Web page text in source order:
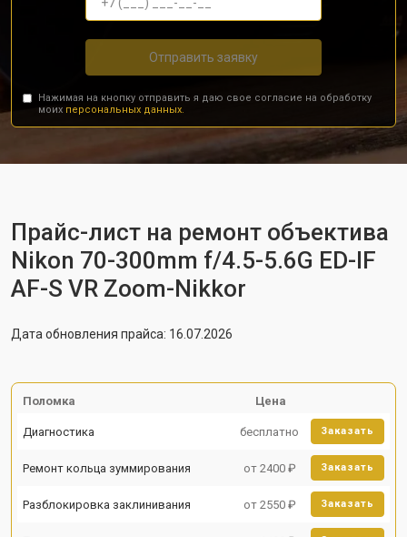
Отправить заявку
Нажимая на кнопку отправить я даю свое согласие на обработку
моих персональных данных.
Прайс-лист на ремонт объектива
Nikon 70-300mm f/4.5-5.6G ED-IF
AF-S VR Zoom-Nikkor
Дата обновления прайса: 16.07.2026
Поломка Цена
Диагностика бесплатно Заказать
Ремонт кольца зуммирования от 2400 ₽ Заказать
Разблокировка заклинивания от 2550 ₽ Заказать